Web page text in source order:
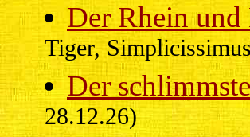
Der Rhein und
Tiger,
Der
28.12.26)